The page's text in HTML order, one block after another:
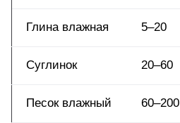
Глина влажная 5–20
Суглинок 20–60
Песок влажный 60–200